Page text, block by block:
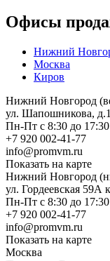
Офисы
Нижний
Москва
Киров
Нижний Новгород
ул. Шапошникова,
Пн-Пт с 8:30 до 17:30
+7 920 002-41-77
info@promvm.ru
Показать на карте
Нижний Новгород
ул. Гордеевская 59А
Пн-Пт с 8:30 до 17:30
+7 920 002-41-77
info@promvm.ru
Показать на карте
Москва